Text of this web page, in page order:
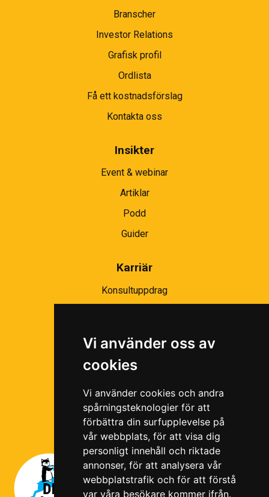
Vi använder oss av
cookies
Vi använder cookies och andra
spårningsteknologier för att
förbättra din surfupplevelse på
vår webbplats, för att visa dig
personligt innehåll och riktade
annonser, för att analysera vår
webbplatstrafik och för att förstå
var våra besökare kommer ifrån.
Branscher
Investor Relations
Grafisk profil
Ordlista
Få ett kostnadsförslag
Kontakta oss
Insikter
Event & webinar
Artiklar
Podd
Guider
Karriär
Konsultuppdrag
Ramavtal